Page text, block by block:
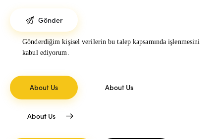
Gönderdiğim kişisel verilerin bu talep kapsamında işlenmesini
kabul ediyorum.
About Us About Us
About Us